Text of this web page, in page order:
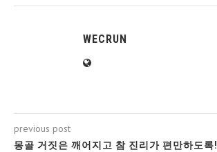
WECRUN
previous post
몽골 거짓은 깨어지고 참 진리가 편만하도록!